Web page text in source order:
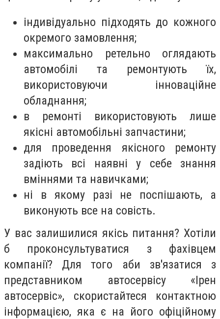
індивідуально підходять до кожного
окремого замовлення;
максимально ретельно оглядають
автомобілі та ремонтують їх,
використовуючи інноваційне
обладнання;
в ремонті використовують лише
якісні автомобільні запчастини;
для проведення якісного ремонту
задіють всі наявні у себе знання
вміннями та навичками;
ні в якому разі не поспішають, а
виконують все на совість.
У вас залишилися якісь питання? Хотіли
б проконсультуватися з фахівцем
компанії? Для того аби зв'язатися з
представником автосервісу «Ірен
автосервіс», скористайтеся контактною
інформацією, яка є на його офіційному